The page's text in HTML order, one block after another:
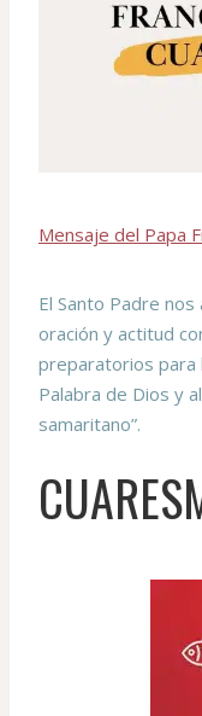
Mensaje del Papa
El Santo Padre
oración y actitud
preparatorios para
Palabra de Dios y
samaritano”.